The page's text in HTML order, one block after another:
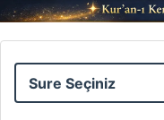
Sure
Ayet